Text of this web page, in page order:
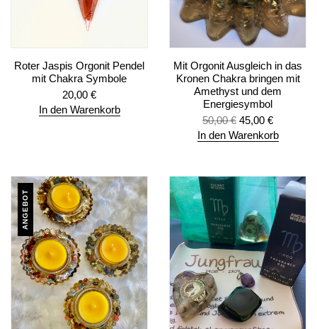
Roter Jaspis Orgonit Pendel
mit Chakra Symbole
20,00 €
In den Warenkorb
Mit Orgonit Ausgleich in das
Kronen Chakra bringen mit
Amethyst und dem
Energiesymbol
50,00€ 45,00 €
In den Warenkorb
ANGEBOT